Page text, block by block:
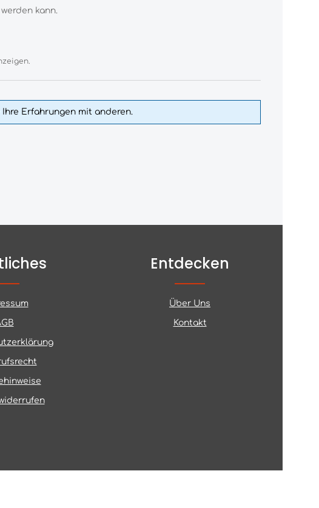
werden kann.
Ihre Erfahrungen mit anderen.
Entdecken
Über Uns
Kontakt